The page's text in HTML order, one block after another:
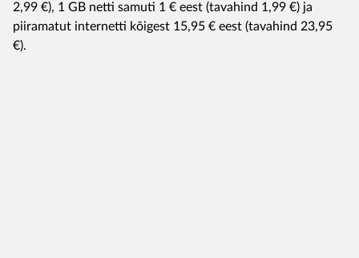
2,99 €), 1 GB netti samuti 1 € eest (tavahind 1,99 €) ja
piiramatut internetti kõigest 15,95 € eest (tavahind 23,95
€).